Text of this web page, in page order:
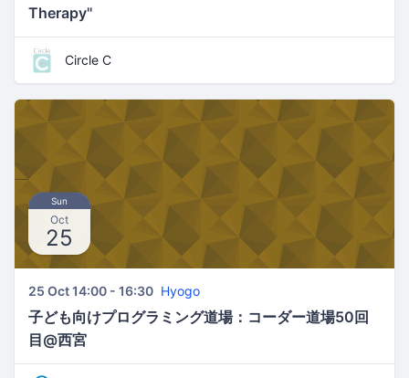
Therapy''
Circle C
Sun
Oct
25
25 Oct 14:00 - 16:30 Hyogo
子ども向けプログラミング道場：コーダー道場50回
目@西宮